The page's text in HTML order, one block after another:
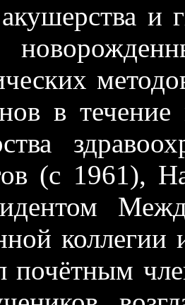
и
в
(с 1961),
коллегии